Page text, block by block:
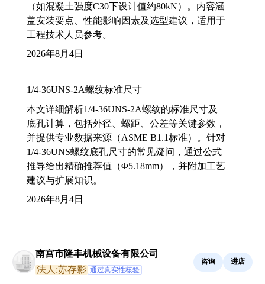
（如混凝土强度C30下设计值约80kN）。内容涵
盖安装要点、性能影响因素及选型建议，适用于
工程技术人员参考。
2026年8月4日
1/4-36UNS-2A螺纹标准尺寸
本文详细解析1/4-36UNS-2A螺纹的标准尺寸及
底孔计算，包括外径、螺距、公差等关键参数，
并提供专业数据来源（ASME B1.1标准）。针对
1/4-36UNS螺纹底孔尺寸的常见疑问，通过公式
推导给出精确推荐值（Φ5.18mm），并附加工艺
建议与扩展知识。
2026年8月4日
南宫市隆丰机械设备有限公司
法人:苏存影 通过真实性核验
咨询 进店